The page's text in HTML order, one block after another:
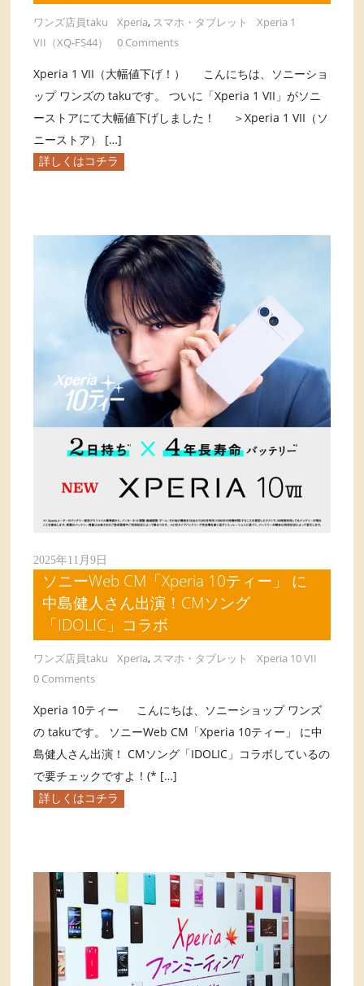
ワンズ店員taku Xperia, スマホ・タブレット
Xperia 1
VII（XQ-FS44）
0 Comments
Xperia 1 VII（大幅値下げ！） こんにちは、ソニーショ
ップ ワンズの takuです。 ついに「Xperia 1 VII」がソニ
ーストアにて大幅値下げしました！ ＞Xperia 1 VII（ソ
ニーストア） […]
詳しくはコチラ
2025年11月9日
ソニーWeb CM「Xperia 10ティー」 に
中島健人さん出演！CMソング
「IDOLIC」コラボ
ワンズ店員taku Xperia, スマホ・タブレット
Xperia 10 VII
0 Comments
Xperia 10ティー こんにちは、ソニーショップ ワンズ
の takuです。 ソニーWeb CM「Xperia 10ティー」 に中
島健人さん出演！ CMソング「IDOLIC」コラボしているの
で要チェックですよ！(* […]
詳しくはコチラ